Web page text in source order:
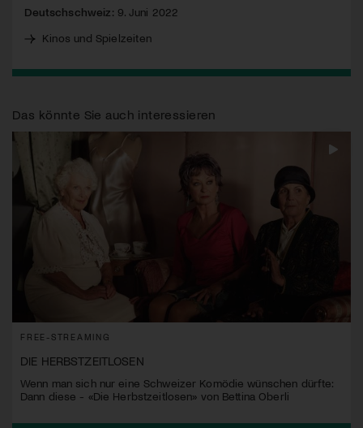
Deutschschweiz: 9. Juni 2022
Kinos und Spielzeiten
Das könnte Sie auch interessieren
FREE-STREAMING
DIE HERBSTZEITLOSEN
Wenn man sich nur eine Schweizer Komödie wünschen dürfte:
Dann diese - «Die Herbstzeitlosen» von Bettina Oberli